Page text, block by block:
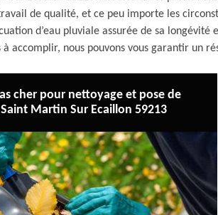
de qualité, et ce peu importe les
d’eau pluviale assurée de sa
à accomplir, nous pouvons vous garantir un
cher pour nettoyage et pose de
Martin Sur Ecaillon 59213